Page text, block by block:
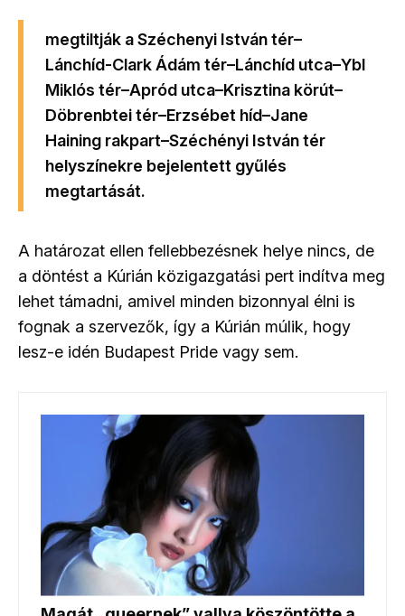
megtiltják a Széchenyi István tér–
Lánchíd-Clark Ádám tér–Lánchíd utca–Ybl
Miklós tér–Apród utca–Krisztina körút–
Döbrenbtei tér–Erzsébet híd–Jane
Haining rakpart–Széchényi István tér
helyszínekre bejelentett gyűlés
megtartását.
A határozat ellen fellebbezésnek helye nincs, de
a döntést a Kúrián közigazgatási pert indítva meg
lehet támadni, amivel minden bizonnyal élni is
fognak a szervezők, így a Kúrián múlik, hogy
lesz-e idén Budapest Pride vagy sem.